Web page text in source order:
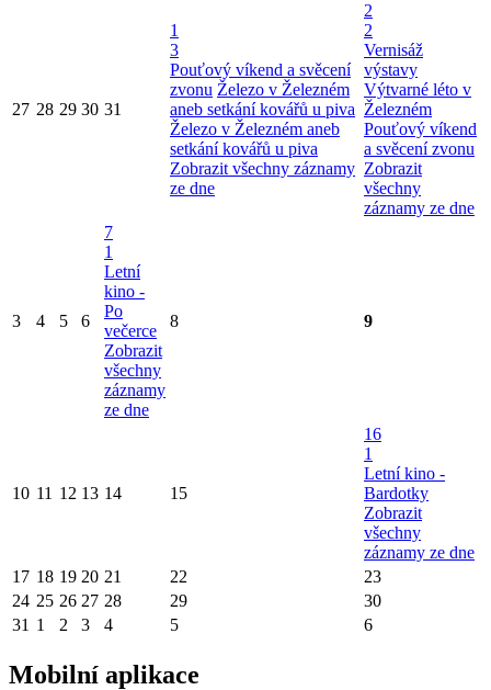
27 28 29 30 31
1
3
Pouťový víkend a svěcení
zvonu Železo v Železném
aneb setkání kovářů u piva
Železo v Železném aneb
setkání kovářů u piva
Zobrazit všechny záznamy
ze dne
2
2
Vernisáž
výstavy
Výtvarné léto v
Železném
Pouťový víkend
a svěcení zvonu
Zobrazit
všechny
záznamy ze dne
3 4 5 6
7
1
Letní
kino -
Po
večerce
Zobrazit
všechny
záznamy
ze dne
8 9
10 11 12 13 14 15
16
1
Letní kino -
Bardotky
Zobrazit
všechny
záznamy ze dne
17 18 19 20 21 22
23
24 25 26 27 28 29
30
31 1 2 3 4 5 6
Mobilní aplikace